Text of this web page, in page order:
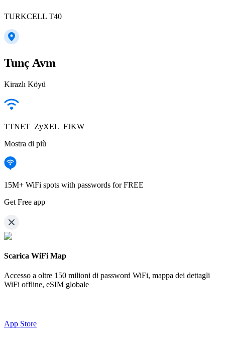
TURKCELL T40
Tunç Avm
Kirazlı Köyü
TTNET_ZyXEL_FJKW
Mostra di più
15M+ WiFi spots with passwords for FREE
Get Free app
Scarica WiFi Map
Accesso a oltre 150 milioni di password WiFi, mappa dei dettagli
WiFi offline, eSIM globale
App Store